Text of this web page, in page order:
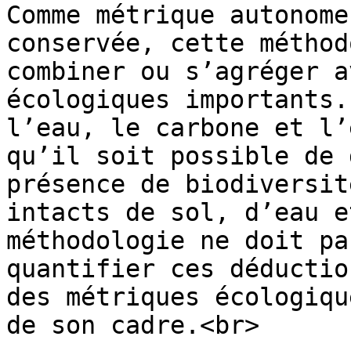
Comme métrique
conservée, cette
combiner ou s’agréger
écologiques
l’eau, le carbone et
qu’il soit possible
présence de
intacts de sol, d’eau
méthodologie ne doit
quantifier ces
des métriques
de son cadre.<br>